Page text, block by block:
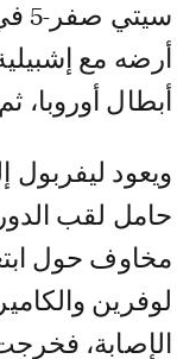
أبطال أوروبا، ثم بيرنلي
ويعود
مخاوف حول
لوفرين
الإصابة،